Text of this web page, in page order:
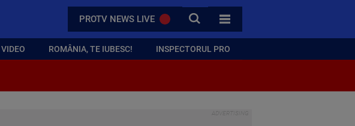
PROTV NEWS LIVE CAUTA
TOATE CATEGORIILE
VIDEO ROMÂNIA, TE IUBESC! INSPECTORUL PRO